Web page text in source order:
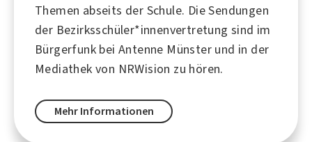
Themen abseits der Schule. Die Sendungen
der Bezirksschüler*innenvertretung sind im
Bürgerfunk bei Antenne Münster und in der
Mediathek von NRWision zu hören.
Mehr Informationen